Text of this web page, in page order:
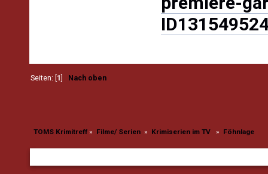
Seiten: [ 1 Nach oben
TOMS Krimitreff» Filme/ Serien » Krimiserien im TV » Föhnlage